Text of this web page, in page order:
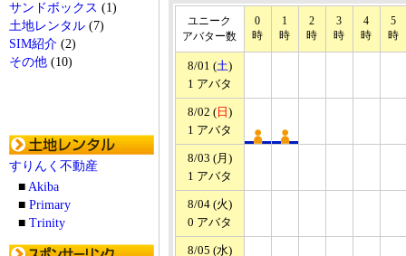
サンドボックス (1)
土地レンタル (7)
SIM紹介 (2)
その他 (10)
すりんく不動産
■ Akiba
■ Primary
■ Trinity
ユニーク
アバター数
0
時
1
時
2
時
3
時
4
時
5
時
8/01 (土)
1 アバタ
8/02 ( 日 )
1 アバタ
8/03 (月)
1 アバタ
8/04 (火)
0 アバタ
8/05 (水)